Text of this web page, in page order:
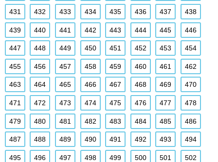
431 432 433 434 435 436 437 438
439 440 441 442 443 444 445 446
447 448 449 450 451 452 453 454
455 456 457 458 459 460 461 462
463 464 465 466 467 468 469 470
471 472 473 474 475 476 477 478
479 480 481 482 483 484 485 486
487 488 489 490 491 492 493 494
495 496 497 498 499 500 501 502